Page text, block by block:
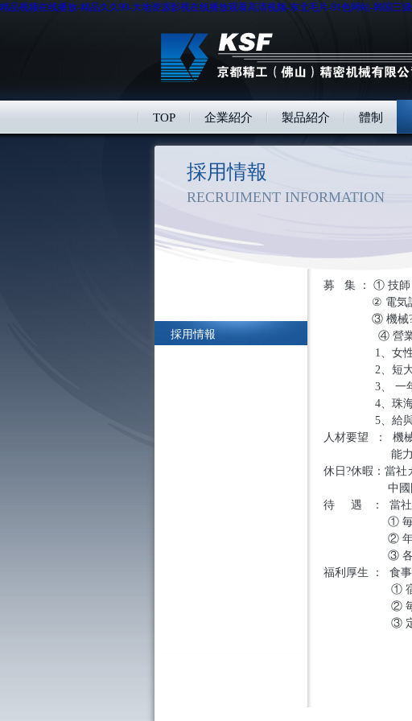
精品视频在线播放-精品久久99-大地资源影视在线播放观看高清视频-东北毛片-91色网站-韩国
TOP 企業紹介 製品紹介 體制
採用情報
RECRUIMENT INFORMATION
採用情報
募 集 ： ① 技師
② 電気
③ 機械
④ 營
1、 女
2、 短
3、
一
4、 珠
5、 給
人材要望
： 機
能
休日?休暇 ：當
中國國家法律
待 遇 ： 當
① 毎年1
②
③ 各種
福利厚生 ： 食
①
② 毎年一回
③ 定期的